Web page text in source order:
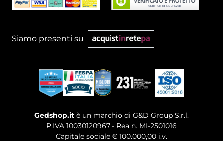
Siamo presenti su
Gedshop.it è un marchio di G&D Group S.r.l.
P.IVA 10030120967 - Rea n. MI-2501016
Capitale sociale € 100.000,00 i.v.